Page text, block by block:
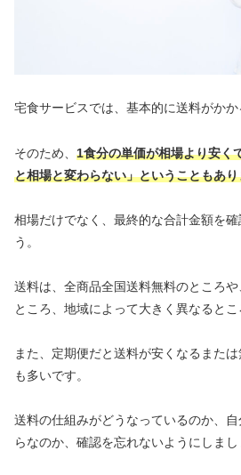
宅食サービスでは、基本的に送料がかか
そのため、 1食分の単価が相場より安く
と相場と変わらない」ということもあ
相場だけでなく、最終的な合計金額を
う。
送料は、全商品全国送料無料のところ
ところ、地域によって大きく異なるとこ
また、定期便だと送料が安くなるまた
も多いです。
送料の仕組みがどうなっているのか、自
らなのか、確認を忘れないようにしまし